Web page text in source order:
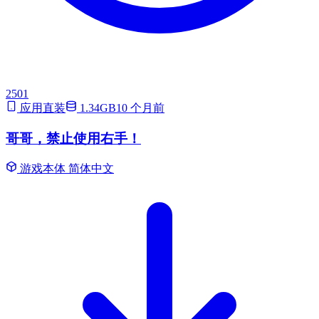
2501
应用直装
1.34GB10 个月前
哥哥，禁止使用右手！
游戏本体 简体中文